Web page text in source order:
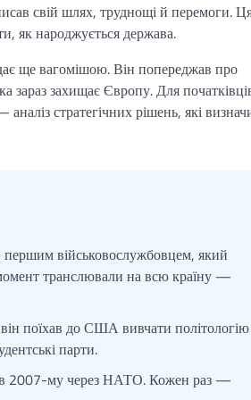
свій шлях, труднощі й перемоги.
як народжується держава.
ще вагомішою. Він попереджав про
зараз захищає Європу. Для
стратегічних рішень, які
військовослужбовцем, який
транслювали на всю країну —
він поїхав до США вивчати
парти.
в 2007-му через НАТО. Кожен раз —